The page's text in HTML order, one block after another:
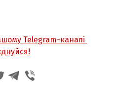
Telegram-каналі